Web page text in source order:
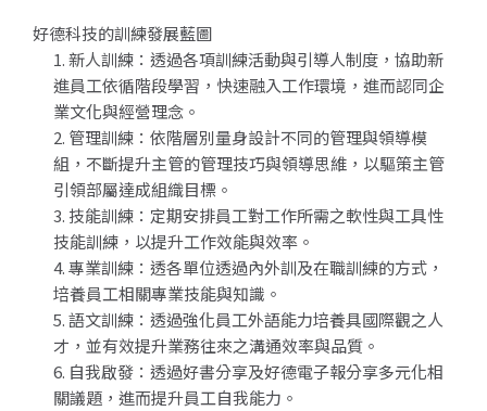
好德科技的訓練發展藍圖
新人訓練：透過各項訓練活動與引導人制度，協助新
進員工依循階段學習，快速融入工作環境，進而認同企
業文化與經營理念。
管理訓練：依階層別量身設計不同的管理與領導模
組，不斷提升主管的管理技巧與領導思維，以驅策主管
引領部屬達成組織目標。
技能訓練：定期安排員工對工作所需之軟性與工具性
技能訓練，以提升工作效能與效率。
專業訓練：透各單位透過內外訓及在職訓練的方式，
培養員工相關專業技能與知識。
語文訓練：透過強化員工外語能力培養具國際觀之人
才，並有效提升業務往來之溝通效率與品質。
自我啟發：透過好書分享及好德電子報分享多元化相
關議題，進而提升員工自我能力。